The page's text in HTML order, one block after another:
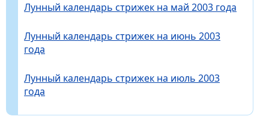
Лунный календарь стрижек на май 2003 года
Лунный календарь стрижек на июнь 2003
года
Лунный календарь стрижек на июль 2003
года